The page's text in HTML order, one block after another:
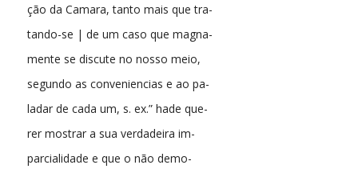
ção da Camara, tanto mais que tra-
tando-se | de um caso que magna-
mente se discute no nosso meio,
segundo as conveniencias e ao pa-
ladar de cada um, s. ex.” hade que-
rer mostrar a sua verdadeira im-
parcialidade e que o não demo-